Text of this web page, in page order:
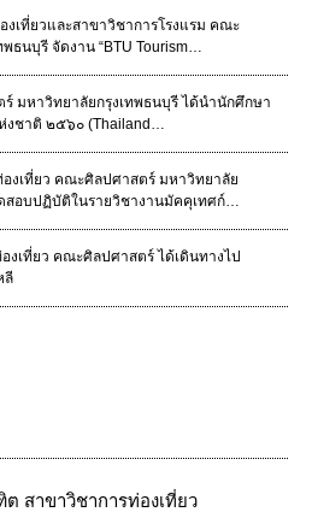
งเที่ยวและสาขาวิชาการโรงแรม คณะ
ธนบุรี จัดงาน “BTU Tourism…
มหาวิทยาลัยกรุงเทพธนบุรี ได้นำนักศึกษา
งชาติ ๒๕๖๐ (Thailand…
งเที่ยว คณะศิลปศาสตร์ มหาวิทยาลัย
สอบปฏิบัติในรายวิชางานมัคคุเทศก์…
งเที่ยว คณะศิลปศาสตร์ ได้เดินทางไป
ลี
สาขาวิชาการท่องเที่ยว